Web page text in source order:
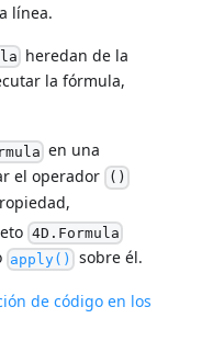
línea.
heredan de la
la fórmula,
en una
el operador ()
4D.Formula
apply() sobre él.
de código en los